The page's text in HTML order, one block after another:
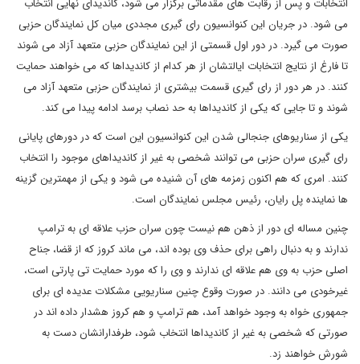
انتخابات و پس از رقابت های مقدماتی برگزار می شود، کاندیدای نهایی انتخاب
می شود. در جریان این کنوانسیون رای گیری مجددی میان کل نمایندگان حزبی
صورت می گیرد. در دور اول قسمتی از این نمایندگان حزبی متعهد آزاد می شوند
تا فارغ از نتایج انتخابات ایالتشان از هر کدام از کاندیداها که می خواهند حمایت
کنند. در هر دور از رای گیری قسمت بیشتری از نمایندگان حزبی متعهد آزاد می
شوند و تا جایی که یکی از کاندیداها به حد نصاب برسد ادامه پیدا می کند.
یکی از سناریوهای جنجالی شدن این کنوانسیون این است که در دورهای پایانی
رای گیری سران حزبی می توانند شخصی به غیر از کاندیداهای موجود را انتخاب
کنند. امری که هم اکنون زمزمه های آن شنیده می شود و یکی از مهمترین گزینه
ها نماینده پل رایان، رئیس مجلس نمایندگان است.
چنین مساله ای دور از ذهن هم نیست چون سران حزب علاقه ای به ترامپ
ندارند و به دنبال راهی برای حذف وی بوده اند، می ماند کروز که از قضا، جناح
اصلی حزب به وی هم علاقه ای ندارند و وی را که مورد حمایت تی پارتی است،
غیرخودی می دانند. در صورت وقوع چنین سناریویی مشکلات عدیده ای برای
جمهوری خواه به وجود خواهد آمد، هم ترامپ و هم کروز هشدار داده اند در
صورتی که شخصی به غیر از کاندیداها انتخاب شود، طرفدارانشان دست به
شورش خواهند زد.